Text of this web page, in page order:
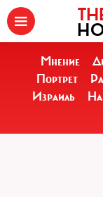
Мнение
Портрет
Израиль